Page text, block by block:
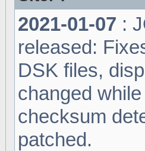
2021-01-07 :
released:
DSK files,
changed
checksum
patched.